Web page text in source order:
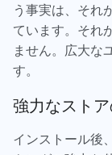
う事実は、それ
ています。それ
ません。広大な
す。
強力なスト
インストール後